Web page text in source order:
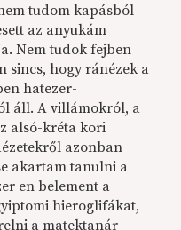
tudom kapásból
az anyukám
Nem tudok fejben
sincs, hogy ránézek a
hatezer-
áll. A villámokról, a
alsó-kréta kori
azonban
akartam tanulni a
en belement a
hieroglifákat,
a matektanár